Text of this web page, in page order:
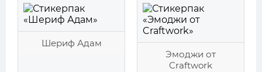
Шериф Адам
Эмоджи от
Craftwork